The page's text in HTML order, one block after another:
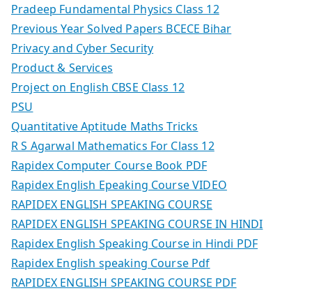
Pradeep Fundamental Physics Class 12
Previous Year Solved Papers BCECE Bihar
Privacy and Cyber Security
Product & Services
Project on English CBSE Class 12
PSU
Quantitative Aptitude Maths Tricks
R S Agarwal Mathematics For Class 12
Rapidex Computer Course Book PDF
Rapidex English Epeaking Course VIDEO
RAPIDEX ENGLISH SPEAKING COURSE
RAPIDEX ENGLISH SPEAKING COURSE IN HINDI
Rapidex English Speaking Course in Hindi PDF
Rapidex English speaking Course Pdf
RAPIDEX ENGLISH SPEAKING COURSE PDF